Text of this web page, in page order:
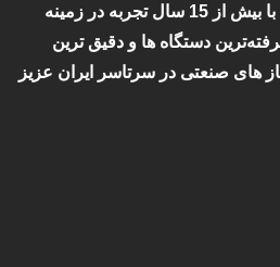
گروه صنعتی آران خم نورد، با بیش از 15 سال تجربه در زمینه
دستگاه ها و دقیق ترین
های صنعتی در سرتاسر ایران عزیز